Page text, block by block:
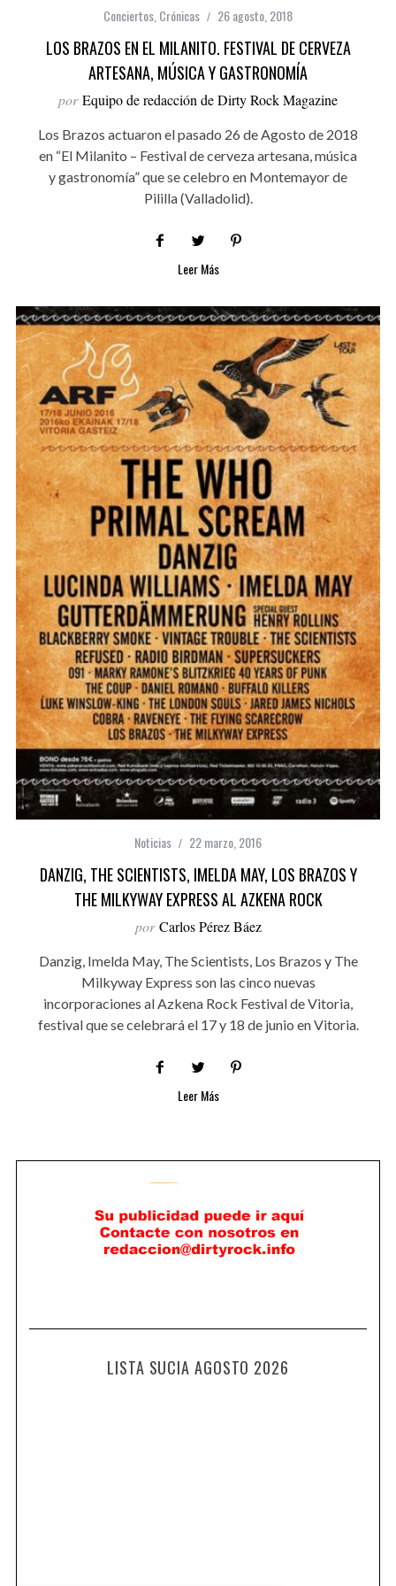
Conciertos Crónicas 26 agosto, 2018
LOS BRAZOS EN EL MILANITO. FESTIVAL DE CERVEZA
ARTESANA, MÚSICA Y GASTRONOMÍA
por Equipo de redacción de Dirty Rock Magazine
Los Brazos actuaron el pasado 26 de Agosto de 2018
en “El Milanito – Festival de cerveza artesana, música
y gastronomía” que se celebro en Montemayor de
Pililla (Valladolid).
Leer Más
Noticias 22 marzo, 2016
DANZIG, THE SCIENTISTS, IMELDA MAY, LOS BRAZOS Y
THE MILKYWAY EXPRESS AL AZKENA ROCK
por Carlos Pérez Báez
Danzig, Imelda May, The Scientists, Los Brazos y The
Milkyway Express son las cinco nuevas
incorporaciones al Azkena Rock Festival de Vitoria,
festival que se celebrará el 17 y 18 de junio en Vitoria.
Leer Más
LISTA SUCIA AGOSTO 2026